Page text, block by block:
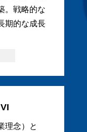
。戦略的な
期的な成長
理念）と